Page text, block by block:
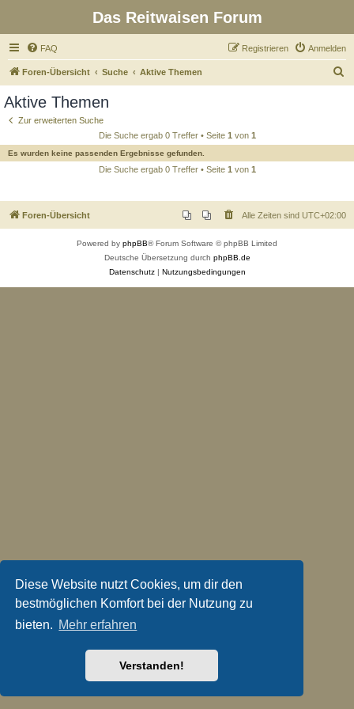
Diese Website nutzt Cookies, um dir den
bestmöglichen Komfort bei der Nutzung zu
bieten. Mehr erfahren
Verstanden!
Das Reitwaisen Forum
FAQ Anmelden
Registrieren
Foren-Übersicht Suche Aktive Themen
e
Aktive Themen
Zur erweiterten Suche
Die Suche ergab 0 Treffer • Seite 1 von 1
Es wurden keine passenden Ergebnisse gefunden.
Die Suche ergab 0 Treffer • Seite 1 von 1
Foren-Übersicht Alle Zeiten sind UTC+02:00
Powered by phpBB® Forum Software © phpBB Limited
Deutsche Übersetzung durch phpBB.de
Datenschutz| Nutzungsbedingungen